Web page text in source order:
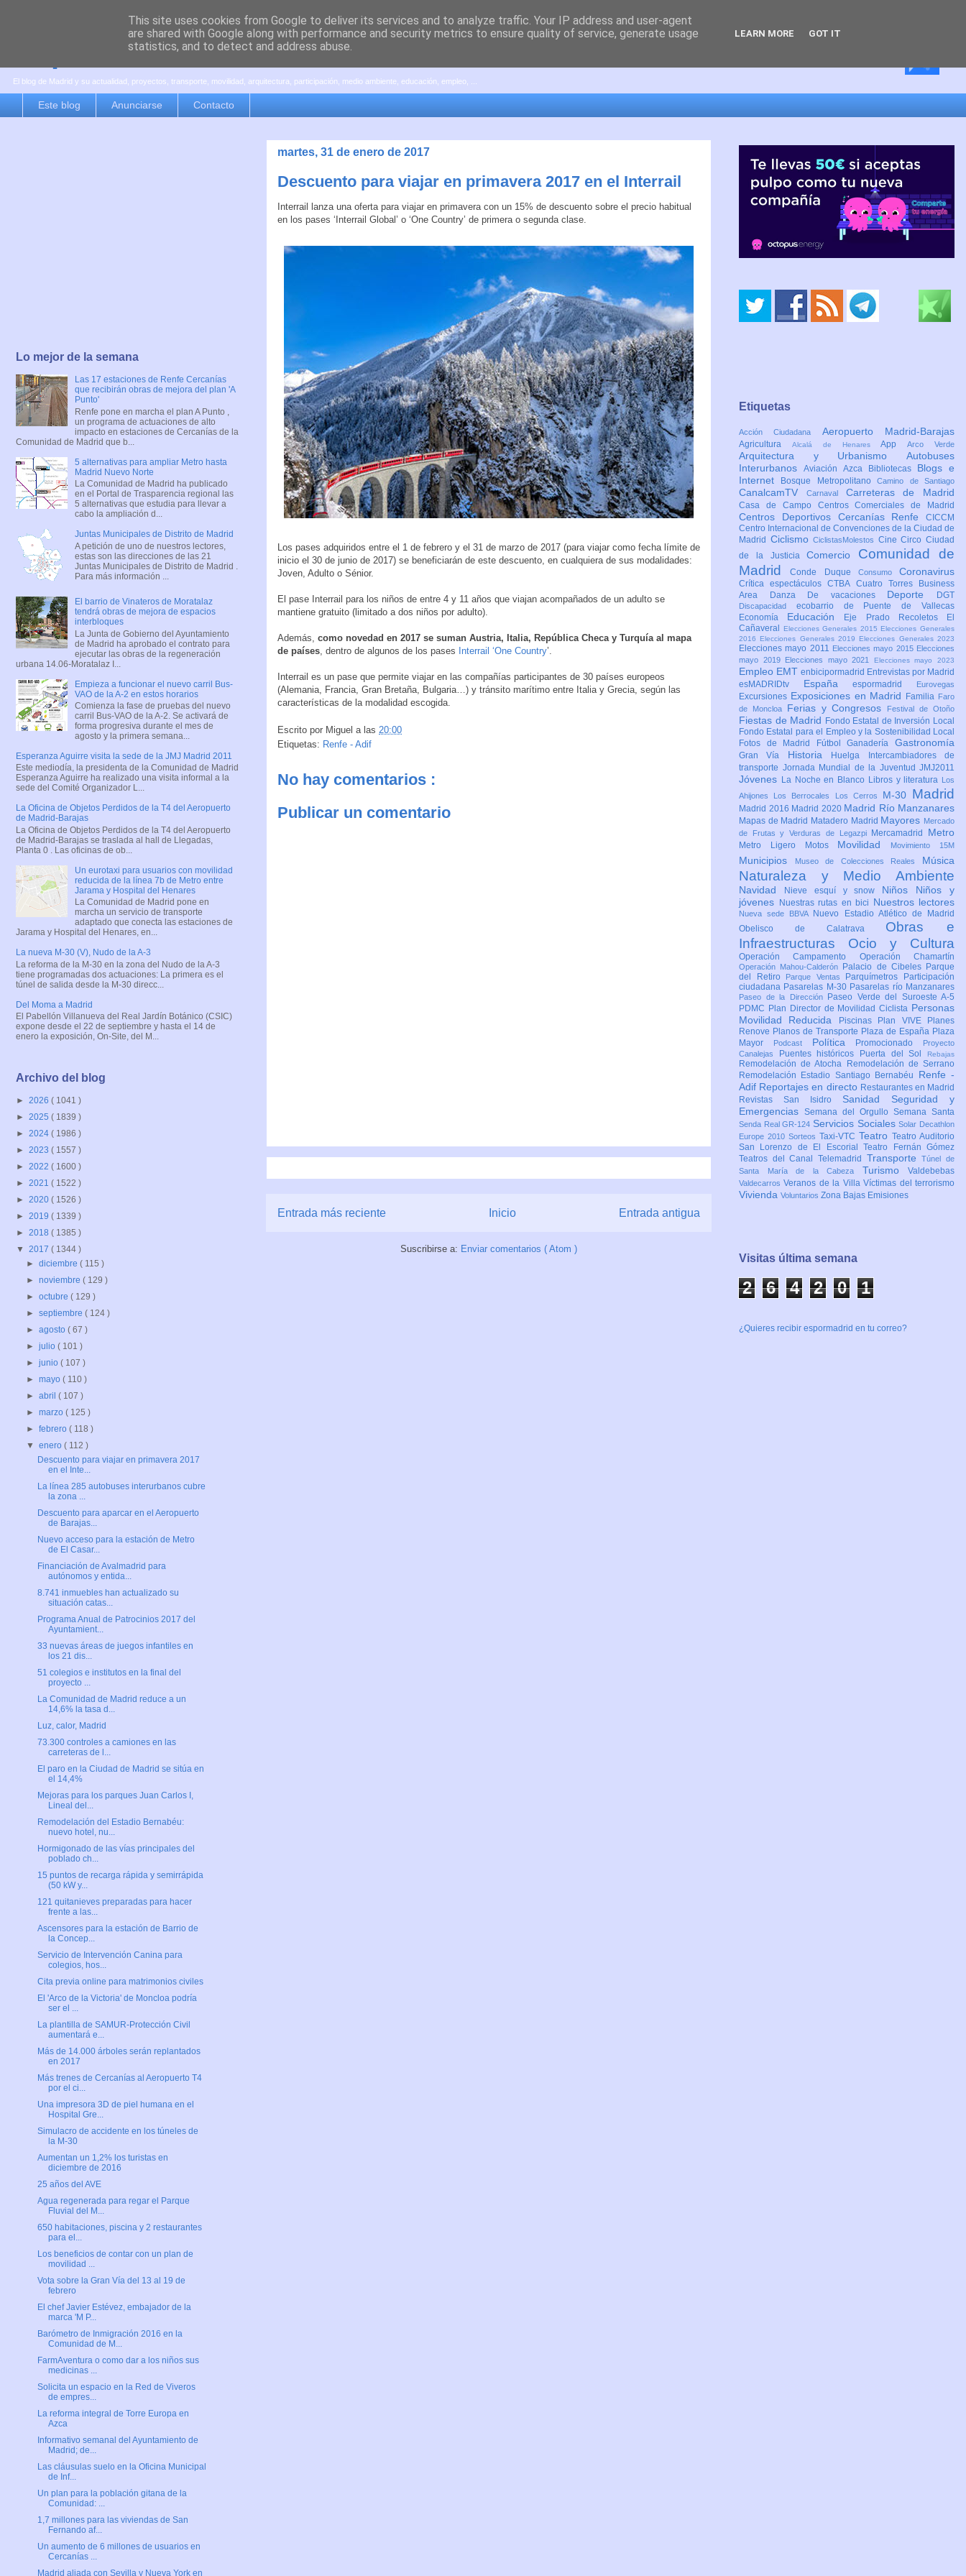
es por madrid
El blog de Madrid y su actualidad, proyectos, transporte, movilidad, arquitectura, participación, medio ambiente, educación, empleo, ...
Este blog Anunciarse Contacto
martes, 31 de enero de 2017
Descuento para viajar en primavera 2017 en el Interrail
Interrail lanza una oferta para viajar en primavera con un 15% de descuento sobre el precio habitual
en los pases ‘Interrail Global’ o ‘One Country’ de primera o segunda clase.
Los pases adquiridos entre el 1 de febrero y el 31 de marzo de 2017 (para viajar como fecha límite de
inicio el 30 de junio de 2017) se beneficiarán de este descuento, en cualquiera de sus modalidades:
Joven, Adulto o Sénior.
El pase Interrail para los niños de entre 4 y 11 años que viajan acompañados de un adulto se
mantiene gratuito (limitado a dos niños por adulto).
Además, como novedad en 2017 se suman Austria, Italia, República Checa y Turquía al mapa
de países , dentro de algunos de los pases Interrail ‘One Country’.
Interrail es un pase que permite viajar en las compañías participantes de 30 países europeos
(Alemania, Francia, Gran Bretaña, Bulgaria…) y tránsito marítimo entre Italia y Grecia, según las
características de la modalidad escogida.
Escrito por Miguel a las 20:00
Etiquetas: Renfe - Adif
No hay comentarios :
Publicar un comentario
Entrada más reciente Entrada antigua
Inicio
Suscribirse a: Enviar comentarios ( Atom )
Lo mejor de la semana
Las 17 estaciones de Renfe Cercanías
que recibirán obras de mejora del plan 'A
Punto'
Renfe pone en marcha el plan A Punto ,
un programa de actuaciones de alto
impacto en estaciones de Cercanías de la
Comunidad de Madrid que b...
5 alternativas para ampliar Metro hasta
Madrid Nuevo Norte
La Comunidad de Madrid ha publicado
en el Portal de Trasparencia regional las
5 alternativas que estudia para llevar a
cabo la ampliación d...
Juntas Municipales de Distrito de Madrid
A petición de uno de nuestros lectores,
estas son las direcciones de las 21
Juntas Municipales de Distrito de Madrid .
Para más información ...
El barrio de Vinateros de Moratalaz
tendrá obras de mejora de espacios
interbloques
La Junta de Gobierno del Ayuntamiento
de Madrid ha aprobado el contrato para
ejecutar las obras de la regeneración
urbana 14.06-Moratalaz I...
Empieza a funcionar el nuevo carril Bus-
VAO de la A-2 en estos horarios
Comienza la fase de pruebas del nuevo
carril Bus-VAO de la A-2. Se activará de
forma progresiva durante el mes de
agosto y la primera semana...
Esperanza Aguirre visita la sede de la JMJ Madrid 2011
Este mediodía, la presidenta de la Comunidad de Madrid
Esperanza Aguirre ha realizado una visita informal a la
sede del Comité Organizador L...
La Oficina de Objetos Perdidos de la T4 del Aeropuerto
de Madrid-Barajas
La Oficina de Objetos Perdidos de la T4 del Aeropuerto
de Madrid-Barajas se traslada al hall de Llegadas,
Planta 0 . Las oficinas de ob...
Un eurotaxi para usuarios con movilidad
reducida de la línea 7b de Metro entre
Jarama y Hospital del Henares
La Comunidad de Madrid pone en
marcha un servicio de transporte
adaptado que conecta las estaciones de
Jarama y Hospital del Henares, en...
La nueva M-30 (V), Nudo de la A-3
La reforma de la M-30 en la zona del Nudo de la A-3
tiene programadas dos actuaciones: La primera es el
túnel de salida desde la M-30 direcc...
Del Moma a Madrid
El Pabellón Villanueva del Real Jardín Botánico (CSIC)
expone desde el 22 de septiembre y hasta el 14 de
enero la exposición, On-Site, del M...
Archivo del blog
► 2026 ( 1041 )
► 2025 ( 1839 )
► 2024 ( 1986 )
► 2023 ( 1557 )
► 2022 ( 1600 )
► 2021 ( 1522 )
► 2020 ( 1526 )
► 2019 ( 1339 )
► 2018 ( 1385 )
▼ 2017 ( 1344 )
►diciembre( 115 )
►noviembre( 129 )
►octubre( 129 )
►septiembre( 124 )
►agosto( 67 )
►julio( 101 )
►junio( 107 )
►mayo( 110 )
►abril( 107 )
►marzo( 125 )
►febrero( 118 )
▼enero( 112 )
Descuento para viajar en primavera 2017
en el Inte...
La línea 285 autobuses interurbanos cubre
la zona ...
Descuento para aparcar en el Aeropuerto
de Barajas...
Nuevo acceso para la estación de Metro
de El Casar...
Financiación de Avalmadrid para
autónomos y entida...
8.741 inmuebles han actualizado su
situación catas...
Programa Anual de Patrocinios 2017 del
Ayuntamient...
33 nuevas áreas de juegos infantiles en
los 21 dis...
51 colegios e institutos en la final del
proyecto ...
La Comunidad de Madrid reduce a un
14,6% la tasa d...
Luz, calor, Madrid
73.300 controles a camiones en las
carreteras de l...
El paro en la Ciudad de Madrid se sitúa en
el 14,4%
Mejoras para los parques Juan Carlos I,
Lineal del...
Remodelación del Estadio Bernabéu:
nuevo hotel, nu...
Hormigonado de las vías principales del
poblado ch...
15 puntos de recarga rápida y semirrápida
(50 kW y...
121 quitanieves preparadas para hacer
frente a las...
Ascensores para la estación de Barrio de
la Concep...
Servicio de Intervención Canina para
colegios, hos...
Cita previa online para matrimonios civiles
El 'Arco de la Victoria' de Moncloa podría
ser el ...
La plantilla de SAMUR-Protección Civil
aumentará e...
Más de 14.000 árboles serán replantados
en 2017
Más trenes de Cercanías al Aeropuerto T4
por el ci...
Una impresora 3D de piel humana en el
Hospital Gre...
Simulacro de accidente en los túneles de
la M-30
Aumentan un 1,2% los turistas en
diciembre de 2016
25 años del AVE
Agua regenerada para regar el Parque
Fluvial del M...
650 habitaciones, piscina y 2 restaurantes
para el...
Los beneficios de contar con un plan de
movilidad ...
Vota sobre la Gran Vía del 13 al 19 de
febrero
El chef Javier Estévez, embajador de la
marca 'M P...
Barómetro de Inmigración 2016 en la
Comunidad de M...
FarmAventura o como dar a los niños sus
medicinas ...
Solicita un espacio en la Red de Viveros
de empres...
La reforma integral de Torre Europa en
Azca
Informativo semanal del Ayuntamiento de
Madrid; de...
Las cláusulas suelo en la Oficina Municipal
de Inf...
Un plan para la población gitana de la
Comunidad: ...
1,7 millones para las viviendas de San
Fernando af...
Un aumento de 6 millones de usuarios en
Cercanías ...
Madrid aliada con Sevilla y Nueva York en
Etiquetas
Acción Ciudadana Aeropuerto Madrid-Barajas
Agricultura Alcalá de HenaresAppArco Verde
Arquitectura y Urbanismo Autobuses
Interurbanos Aviación Azca Bibliotecas Blogs e
Internet
Bosque MetropolitanoCamino de Santiago
CanalcamTV Carnaval Carreteras de Madrid
Casa de Campo Centros Comerciales de Madrid
Centros Deportivos Cercanías Renfe CICCM
Centro Internacional de Convenciones de la Ciudad de
Madrid CiclismoCiclistasMolestos CineCircoCiudad
de la JusticiaComercio Comunidad de
MadridConde Duque Consumo Coronavirus
Crítica espectáculosCTBA Cuatro Torres Business
Area
Danza De vacaciones Deporte DGT
Discapacidad ecobarrio de Puente de Vallecas
Economía Educación Eje Prado Recoletos
El
Cañaveral
Elecciones Generales 2015 Elecciones Generales
2016 Elecciones Generales 2019 Elecciones Generales 2023
Elecciones mayo 2011 Elecciones mayo 2015 Elecciones
mayo 2019
Elecciones mayo 2021 Elecciones mayo 2023
Empleo EMT enbicipormadrid Entrevistas por Madrid
esMADRIDtv Españaespormadrid Eurovegas
Excursiones Exposiciones en Madrid Familia Faro
de Moncloa
Ferias y Congresos Festival de Otoño
Fiestas de Madrid Fondo Estatal de Inversión Local
Fondo Estatal para el Empleo y la Sostenibilidad Local
Fotos de Madrid
FútbolGanaderíaGastronomía
Gran Vía Historia Huelga
Intercambiadores de
transporte Jornada Mundial de la Juventud JMJ2011
Jóvenes La Noche en Blanco Libros y literatura
Los
Ahijones
Los Berrocales Los Cerros M-30 Madrid
Madrid 2016 Madrid 2020 Madrid Río Manzanares
Mapas de Madrid Matadero Madrid Mayores Mercado
de Frutas y Verduras de Legazpi
Mercamadrid Metro
Metro Ligero Motos Movilidad Movimiento 15M
Municipios Museo de Colecciones Reales Música
Naturaleza y Medio Ambiente
Navidad Nieve esquí y snow Niños Niños y
jóvenes
Nuestras rutas en bici Nuestros lectores
Nueva sede BBVA
Nuevo Estadio Atlético de Madrid
Obelisco de Calatrava Obras e
Infraestructuras Ocio y Cultura
Operación Campamento Operación Chamartín
Operación Mahou-Calderón Palacio de Cibeles Parque
del Retiro
Parque Ventas Parquímetros
Participación
ciudadana Pasarelas M-30 Pasarelas río Manzanares
Paseo de la Dirección
Paseo Verde del Suroeste A-5
PDMC Plan Director de Movilidad Ciclista Personas
Movilidad Reducida
Piscinas Plan VIVE
Planes
Renove Planos de Transporte Plaza de España Plaza
Mayor
Podcast Política Promocionado
Proyecto
Canalejas
Puentes históricos Puerta del Sol Rebajas
Remodelación de Atocha
Remodelación de Serrano
Remodelación Estadio Santiago Bernabéu Renfe -
Adif Reportajes en directo Restaurantes en Madrid
Revistas San Isidro Sanidad Seguridad y
Emergencias Semana del Orgullo Semana Santa
Senda Real GR-124 Servicios SocialesSolar Decathlon
Europe 2010 Sorteos Taxi-VTC Teatro Teatro Auditorio
San Lorenzo de El EscorialTeatro Fernán Gómez
Teatros del Canal Telemadrid TransporteTúnel de
Santa María de la Cabeza Turismo Valdebebas
ValdecarrosVeranos de la VillaVíctimas del terrorismo
Vivienda Voluntarios Zona Bajas Emisiones
Visitas última semana
2 6 4 2 0 1
¿Quieres recibir espormadrid en tu correo?
This site uses cookies from Google to deliver its services and to analyze traffic. Your IP address and user-agent
are shared with Google along with performance and security metrics to ensure quality of service, generate usage
statistics, and to detect and address abuse.
LEARN MORE GOT IT